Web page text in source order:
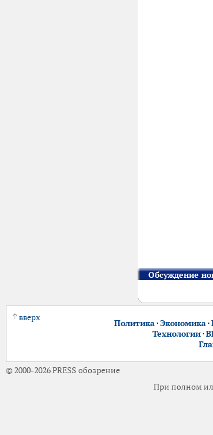
Обсуждение
вверх
Политика·Экономика·
Технологии·
© 2000-2026 PRESS обозрение
При полном